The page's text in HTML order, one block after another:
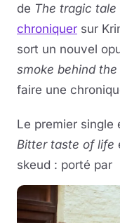
de The tragic
chroniquer sur
sort un nouvel
smoke behind
faire une
Le premier single
Bitter taste of life
skeud : porté par